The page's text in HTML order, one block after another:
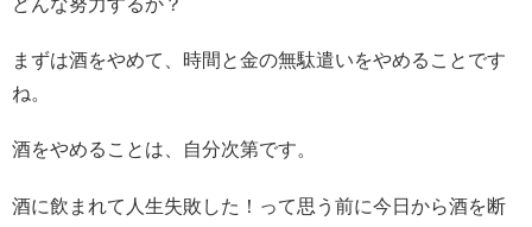
どんな努力するか？
まずは酒をやめて、時間と金の無駄遣いをやめることです
ね。
酒をやめることは、自分次第です。
酒に飲まれて人生失敗した！って思う前に今日から酒を断